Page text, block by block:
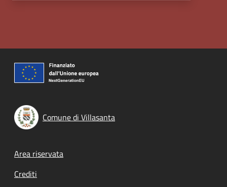
Comune di Villasanta
Footer menu
Area riservata
Crediti